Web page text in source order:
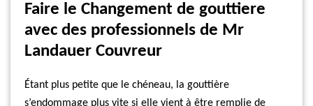
Faire le Changement de gouttiere
avec des professionnels de Mr
Landauer Couvreur
Étant plus petite que le chéneau, la gouttière
s’endommage plus vite si elle vient à être remplie de